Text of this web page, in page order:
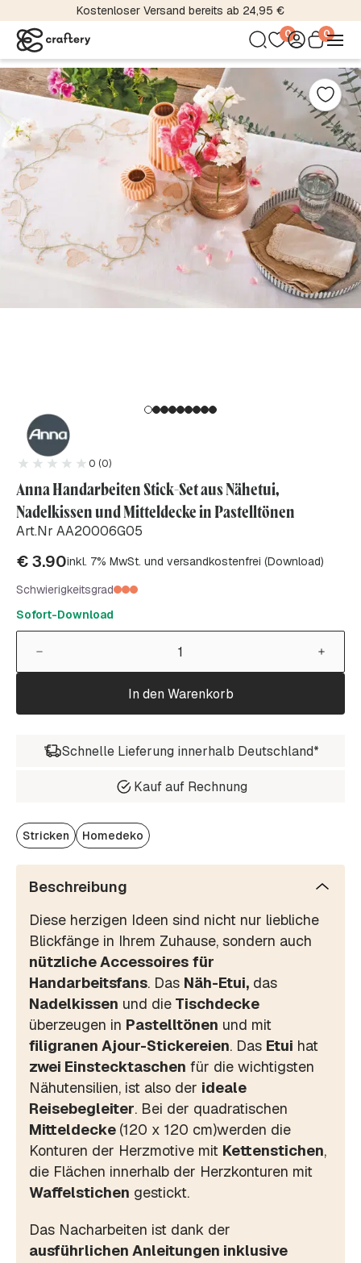
Über 5000 Material- und Farbvariationen
0 0
0 (0)
Anna Handarbeiten Stick-Set aus Nähetui,
Nadelkissen und Mitteldecke in Pastelltönen
Art.Nr AA20006G05
€3.90inkl. 7% MwSt. und versandkostenfrei (Download)
Schwierigkeitsgrad
Sofort-Download
In den Warenkorb
Schnelle Lieferung innerhalb Deutschland*
Kauf auf Rechnung
Stricken Homedeko
Beschreibung
Diese herzigen Ideen sind nicht nur liebliche
Blickfänge in Ihrem Zuhause, sondern auch
nützliche Accessoires für
Handarbeitsfans. Das Näh-Etui, das
Nadelkissen und die Tischdecke
überzeugen in Pastelltönen und mit
filigranen Ajour-Stickereien. Das Etui hat
zwei Einstecktaschen für die wichtigsten
Nähutensilien, ist also der ideale
Reisebegleiter. Bei der quadratischen
Mitteldecke (120 x 120 cm)werden die
Konturen der Herzmotive mit Kettenstichen,
die Flächen innerhalb der Herzkonturen mit
Waffelstichen gestickt.
Das Nacharbeiten ist dank der
ausführlichen Anleitungen inklusive